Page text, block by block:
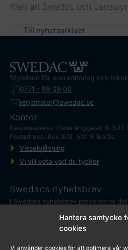
Hantera samtycke
cookies
Vi använder cookies för att optimera vår
Klart att Swedac och
Till nyhetsarkivet
Styrelsen för ackreditering och
0771 - 99 09 00
registrator@swedac.se
Kontor
Besöksadress: Österlånggatan 9, 503
Postadress: Box 878, 501 15 Borås
Visselblåsning
Vi vill veta vad du tycker
Swedacs nyhetsbrev
I Swedacs nyhetsbrev presenteras
Marknadskontrollrådet